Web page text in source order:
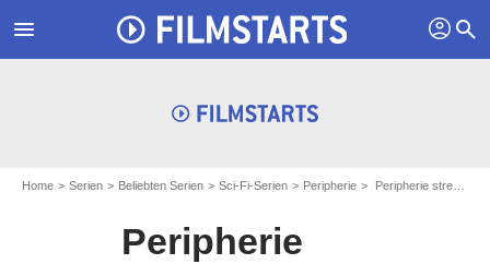
menu profil search
Home Serien Beliebten Serien Sci-Fi-Serien Peripherie Peripherie streamen
Peripherie